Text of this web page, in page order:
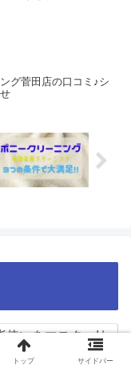
グ菅田店の口コミ♪シ
使いをマスター!わ
トップ サイドバー